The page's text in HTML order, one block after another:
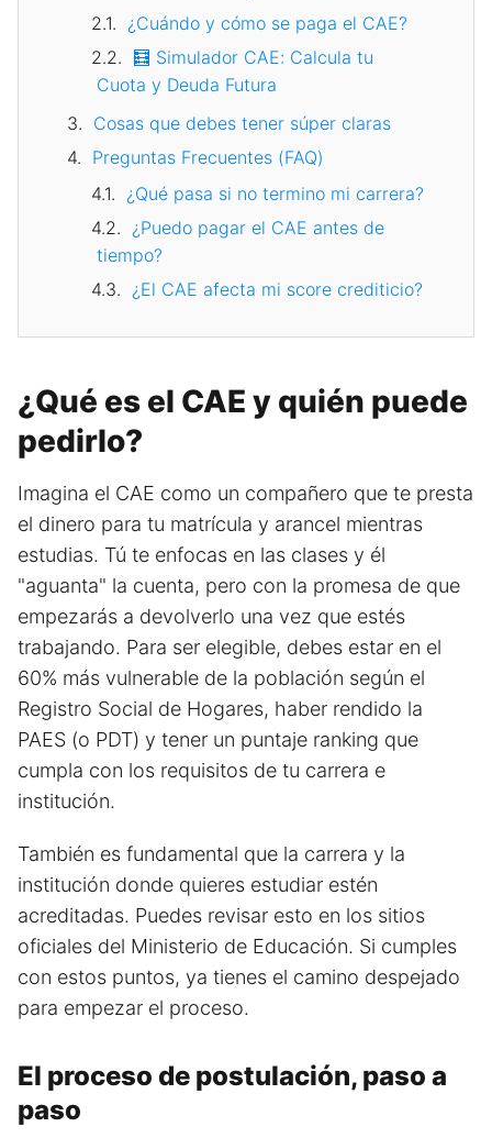
¿Cuándo y cómo se paga el CAE?
🧮 Simulador CAE: Calcula tu
Cuota y Deuda Futura
Cosas que debes tener súper claras
Preguntas Frecuentes (FAQ)
¿Qué pasa si no termino mi carrera?
¿Puedo pagar el CAE antes de
tiempo?
¿El CAE afecta mi score crediticio?
¿Qué es el CAE y quién puede
pedirlo?
Imagina el CAE como un compañero que te presta
el dinero para tu matrícula y arancel mientras
estudias. Tú te enfocas en las clases y él
"aguanta" la cuenta, pero con la promesa de que
empezarás a devolverlo una vez que estés
trabajando. Para ser elegible, debes estar en el
60% más vulnerable de la población según el
Registro Social de Hogares, haber rendido la
PAES (o PDT) y tener un puntaje ranking que
cumpla con los requisitos de tu carrera e
institución.
También es fundamental que la carrera y la
institución donde quieres estudiar estén
acreditadas. Puedes revisar esto en los sitios
oficiales del Ministerio de Educación. Si cumples
con estos puntos, ya tienes el camino despejado
para empezar el proceso.
El proceso de postulación, paso a
paso